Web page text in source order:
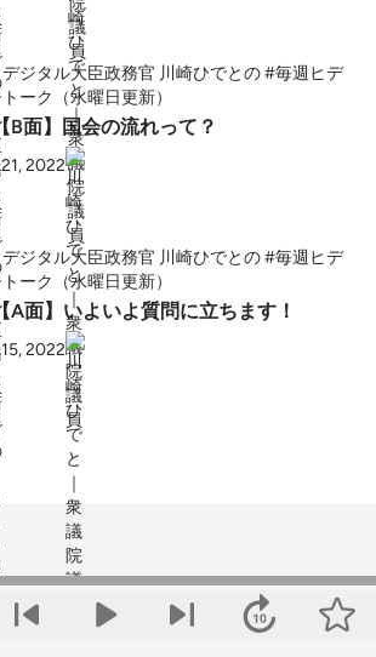
デジタル大臣政務官 川崎ひでとの #毎週ヒデ
トーク（水曜日更新）
B面】国会の流れって？
2022
デジタル大臣政務官 川崎ひでとの #毎週ヒデ
トーク（水曜日更新）
A面】いよいよ質問に立ちます！
2022